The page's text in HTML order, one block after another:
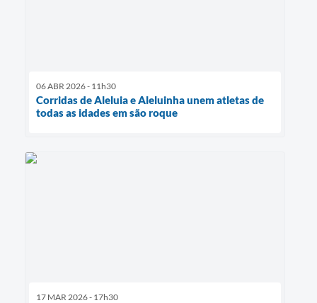
06 ABR 2026 - 11h30
Corridas de Aleluia e Aleluinha unem atletas de
todas as idades em são roque
17 MAR 2026 - 17h30